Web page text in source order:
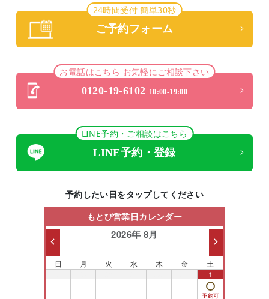
24時間受付 簡単30秒
ご予約フォーム
お電話はこちら お気軽にご相談下さい
0120-19-6102 10:00-19:00
LINE予約・ご相談はこちら
LINE予約・登録
予約したい日をタップしてください
もとび営業日カレンダー
2026年 8月
日 月 火 水 木 金 土
1